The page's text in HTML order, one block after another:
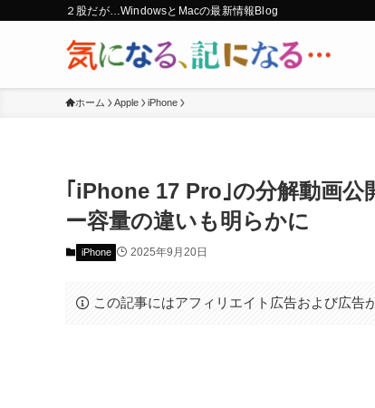
２股だが…WindowsとMacの最新情報Blog
ホーム Apple iPhone
｢iPhone 17 Pro｣の分解動画
ー容量の違いも明らかに
iPhone 2025年9月20日
この記事にはアフィリエイト広告および広告